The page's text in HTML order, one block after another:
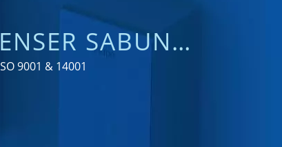
SABUN
9001 & 14001